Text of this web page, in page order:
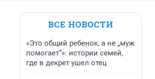
ВСЕ НОВОСТИ
«Это общий ребенок, а не „муж
помогает“»: истории семей,
где в декрет ушел отец